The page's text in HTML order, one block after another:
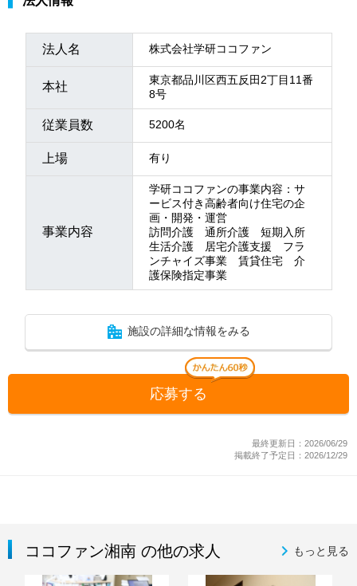
法人名 株式会社学研ココファン
本社
東京都品川区西五反田2丁目11番
8号
従業員数 5200名
上場 有り
事業内容
学研ココファンの事業内容：サ
ービス付き高齢者向け住宅の企
画・開発・運営
訪問介護 通所介護 短期入所
生活介護 居宅介護支援 フラ
ンチャイズ事業 賃貸住宅 介
護保険指定事業
施設の詳細な情報をみる
応募する
最終更新日：2026/06/29
掲載終了予定日：2026/12/29
ココファン湘南 の他の求人 もっと見る